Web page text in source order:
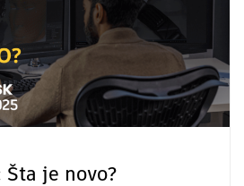
Šta je novo?